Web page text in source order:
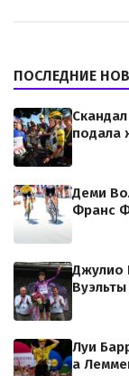
ПОСЛЕДНИЕ
подала
Деми
Франс
Джулио
Луи
а